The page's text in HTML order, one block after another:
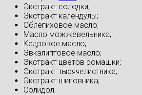
Экстракт солодки;
Экстракт календулы;
Облепиховое масло;
Масло можжевельника;
Кедровое масло;
Эвкалиптовое масло;
Экстракт цветов ромашки;
Экстракт тысячелистника;
Экстракт шиповника;
Солидол.